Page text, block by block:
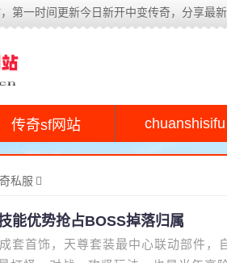
第一时间更新今日新开中变传奇，分享最
传奇sf网站 chuanshisifu
私服
能优势抢占BOSS掉落归属
套首饰，天尊套装最中心联动部件